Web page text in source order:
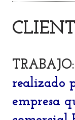
TRABAJO:
realizado
empresa